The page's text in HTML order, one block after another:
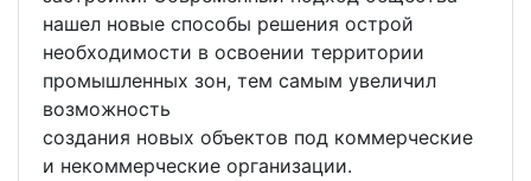
нашел новые способы решения острой
необходимости в освоении территории
промышленных зон, тем самым увеличил
возможность
создания новых объектов под коммерческие
и некоммерческие организации.